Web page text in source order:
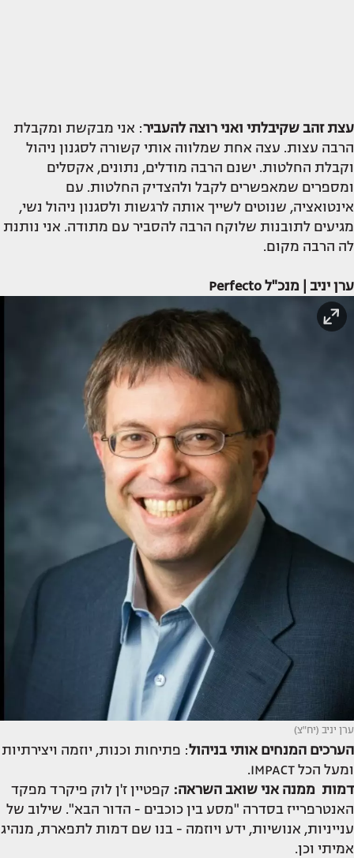
עצת זהב שקיבלתי ואני רוצה להעביר: אני מבקשת ומקבלת
הרבה עצות. עצה אחת שמלווה אותי קשורה לסגנון ניהול
וקבלת החלטות. ישנם הרבה מודלים, נתונים, אקסלים
ומספרים שמאפשרים לקבל ולהצדיק החלטות. עם
אינטואציה, שנוטים לשייך אותה לרגשות ולסגנון ניהול נשי,
מגיעים לתובנות שלוקח הרבה להסביר עם מתודה. אני נותנת
לה הרבה מקום.
ערן יניב | מנכ"ל Perfecto
ערן יניב (יח"צ)
הערכים המנחים אותי בניהול: פתיחות וכנות, יוזמה ויצירתיות
ומעל הכל IMPACT.
דמות ממנה אני שואב השראה: קפטיין ז'ן לוק פיקרד מפקד
האנטרפרייז בסדרה "מסע בין כוכבים - הדור הבא". שילוב של
ענייניות, אנושיות, ידע ויוזמה - בנו שם דמות לתפארת, מנהיג
אמיתי וכן.